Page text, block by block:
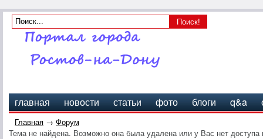
главная новости статьи фото блоги q&a
Главная → Форум
Тема не найдена. Возможно она была удалена или у Вас нет доступа